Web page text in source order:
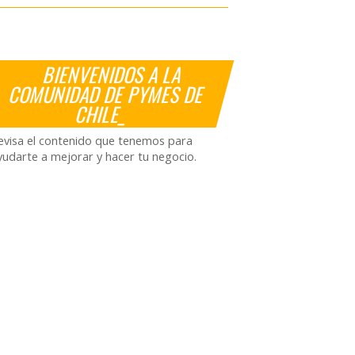
BIENVENIDOS A LA
COMUNIDAD DE PYMES DE
CHILE_
el contenido que tenemos para
a mejorar y hacer tu negocio.